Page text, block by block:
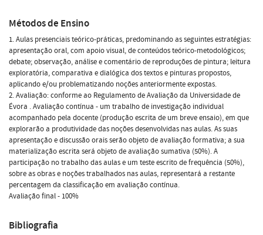
Métodos de Ensino
1. Aulas presenciais teórico-práticas, predominando as seguintes estratégias:
apresentação oral, com apoio visual, de conteúdos teórico-metodológicos;
debate; observação, análise e comentário de reproduções de pintura; leitura
exploratória, comparativa e dialógica dos textos e pinturas propostos,
aplicando e/ou problematizando noções anteriormente expostas.
2. Avaliação: conforme ao Regulamento de Avaliação da Universidade de
Évora . Avaliação contínua - um trabalho de investigação individual
acompanhado pela docente (produção escrita de um breve ensaio), em que
explorarão a produtividade das noções desenvolvidas nas aulas. As suas
apresentação e discussão orais serão objeto de avaliação formativa; a sua
materialização escrita será objeto de avaliação sumativa (50%). A
participação no trabalho das aulas e um teste escrito de frequência (50%),
sobre as obras e noções trabalhados nas aulas, representará a restante
percentagem da classificação em avaliação contínua.
Avaliação final - 100%
Bibliografia